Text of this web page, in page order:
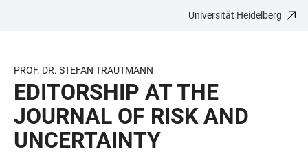
BARRIEREFREIHEIT
Universität Heidelberg
PROF. DR. STEFAN TRAUTMANN
EDITORSHIP AT THE
JOURNAL OF RISK AND
UNCERTAINTY